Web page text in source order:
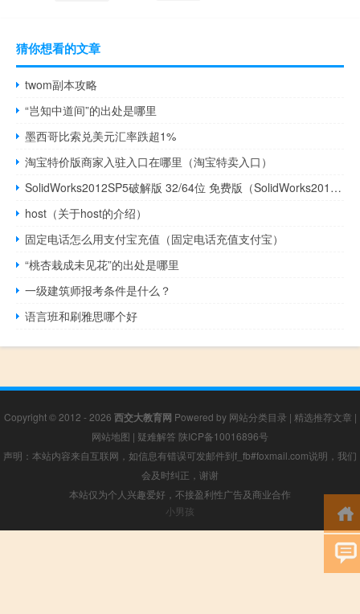
猜你想看的文章
twom副本攻略
“岂知中道间”的出处是哪里
墨西哥比索兑美元汇率跌超1%
淘宝特价版商家入驻入口在哪里（淘宝特卖入口）
SolidWorks2012SP5破解版 32/64位 免费版（SolidWorks2012SP5破解版 32/64位 免费版功能简介）
host（关于host的介绍）
固定电话怎么用支付宝充值（固定电话充值支付宝）
“桃杏栽成未见花”的出处是哪里
一级建筑师报考条件是什么？
语言班和刷雅思哪个好
Copyright © 2012 - 2026 西交大教育网 Powered by 网站分类目录 | 精选推荐文章 |
网站地图 | 疑难解答 陕ICP备10016896号
声明：本站内容来自互联网，如信息有错误可发邮件到f_fb#foxmail.com说明，我们
会及时纠正，谢谢
本站仅为个人兴趣爱好，不接盈利性广告及商业合作
小男孩